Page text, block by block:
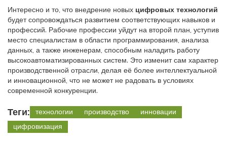
Интересно и то, что внедрение новых цифровых технологий
будет сопровождаться развитием соответствующих навыков и
профессий. Рабочие профессии уйдут на второй план, уступив
место специалистам в области программирования, анализа
данных, а также инженерам, способным наладить работу
высокоавтоматизированных систем. Это изменит сам характер
производственной отрасли, делая её более интеллектуальной
и инновационной, что не может не радовать в условиях
современной конкуренции.
Теги: технологии производство
инновации
цифровизация